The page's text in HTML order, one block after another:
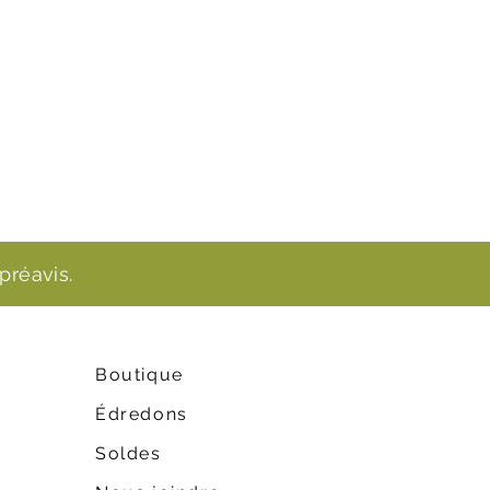
Boutique
Édredons
Soldes